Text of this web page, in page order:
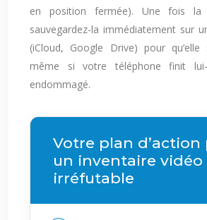
en position fermée). Une fois la
sauvegardez-la immédiatement sur
(iCloud, Google Drive) pour
même si votre téléphone finit
endommagé.
Votre plan d’action
un inventaire vidéo
irréfutable